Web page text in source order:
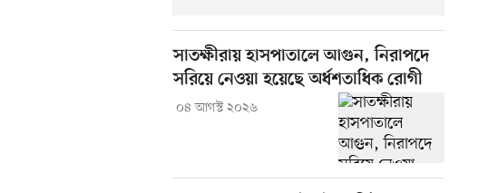
সাতক্ষীরায় হাসপাতালে আগুন, নিরাপদে
সরিয়ে নেওয়া হয়েছে অর্ধশতাধিক রোগী
০৪ আগস্ট ২০২৬